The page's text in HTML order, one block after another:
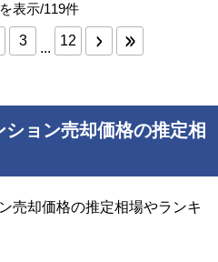
表示/119件
3 ... 12
ョン売却価格の推定相
売却価格の推定相場やランキ